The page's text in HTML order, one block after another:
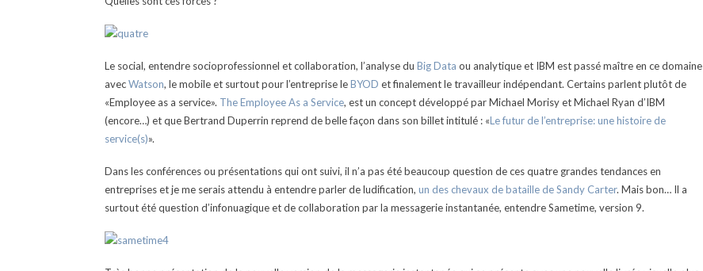
Le social, entendre socioprofessionnel et collaboration, l’analyse du Big Data ou analytique et IBM est passé maître en ce domaine
avecWatson, le mobile et surtout pour l’entreprise leBYOD et finalement le travailleur indépendant. Certains parlent plutôt de
«Employee as a service». The Employee As a Service, est un concept développé par Michael Morisy et Michael Ryan d’IBM
(encore…) et que Bertrand Duperrin reprend de belle façon dans son billet intitulé : «Le futur de l’entreprise: une histoire de
service(s)».
Dans les conférences ou présentations qui ont suivi, il n’a pas été beaucoup question de ces quatre grandes tendances en
entreprises et je me serais attendu à entendre parler de ludification, un des chevaux de bataille de Sandy Carter. Mais bon… Il a
surtout été question d’infonuagique et de collaboration par la messagerie instantanée, entendre Sametime, version 9.